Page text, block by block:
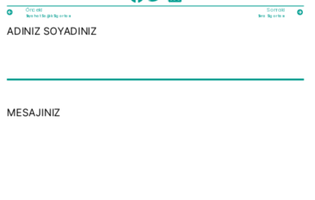
Önceki
Seyahat Sağlık Sigortası
Sonraki
Sera Sigortası
ADINIZ SOYADINIZ
MESAJINIZ